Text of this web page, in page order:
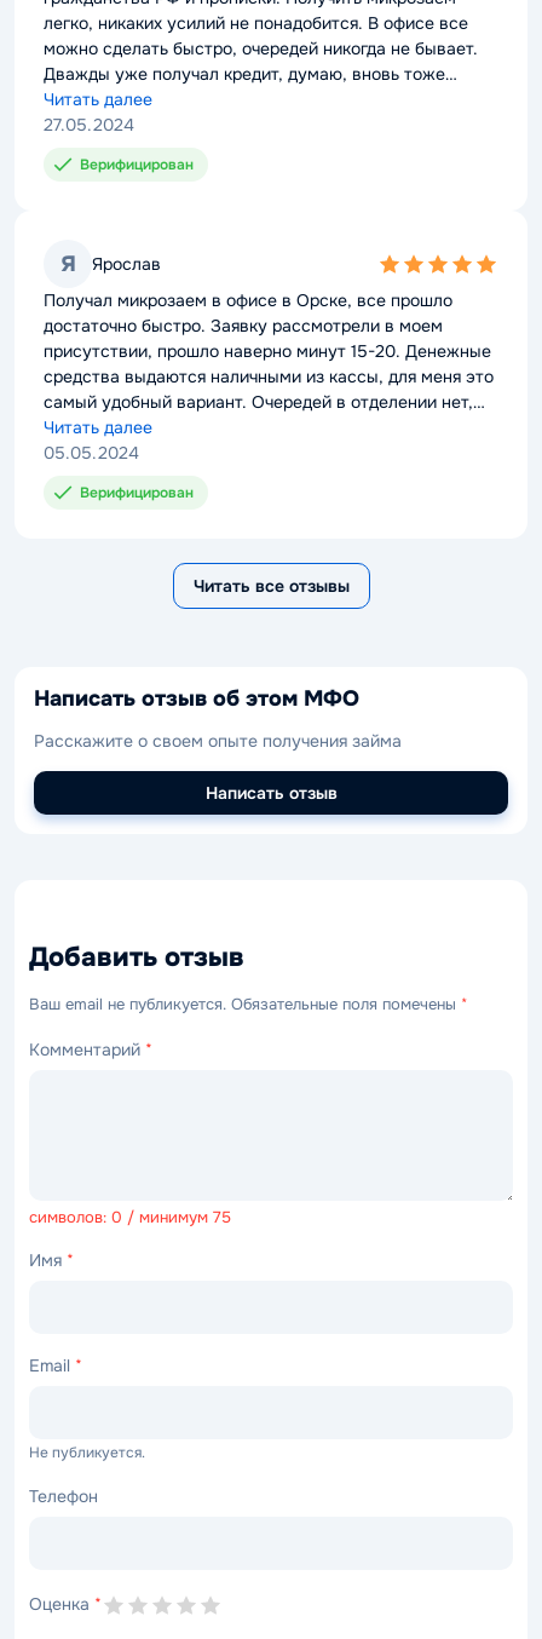
легко, никаких усилий не понадобится. В офисе все
можно сделать быстро, очередей никогда не бывает.
Дважды уже получал кредит, думаю, вновь тоже
обращусь сюда, если понадобятся срочно деньги.
Читать далее
27.05.2024
Верифицирован
Я Ярослав
5,0
rating
Получал микрозаем в офисе в Орске, все прошло
достаточно быстро. Заявку рассмотрели в моем
присутствии, прошло наверно минут 15-20. Денежные
средства выдаются наличными из кассы, для меня это
самый удобный вариант. Очередей в отделении нет,
можно не бояться застрять там на несколько часов.
Читать далее
05.05.2024
Верифицирован
Читать все отзывы
Написать отзыв об этом МФО
Расскажите о своем опыте получения займа
Написать отзыв
Добавить отзыв
Ваш email не публикуется. Обязательные поля помечены *
Комментарий *
символов: 0 / минимум 75
Имя *
Email *
Не публикуется.
Телефон
Оценка *